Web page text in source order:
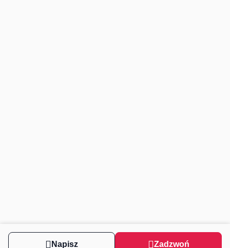
Zadzwoń
Napisz